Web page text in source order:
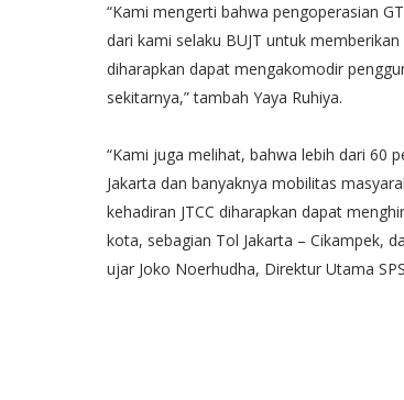
“Kami mengerti bahwa pengoperasian
dari kami selaku BUJT untuk
diharapkan dapat mengakomodir
sekitarnya,” tambah Yaya Ruhiya.
“Kami juga melihat, bahwa lebih dari 60
Jakarta dan banyaknya mobilitas
kehadiran JTCC diharapkan dapat
kota, sebagian Tol Jakarta – Cikampek,
ujar Joko Noerhudha, Direktur Utama